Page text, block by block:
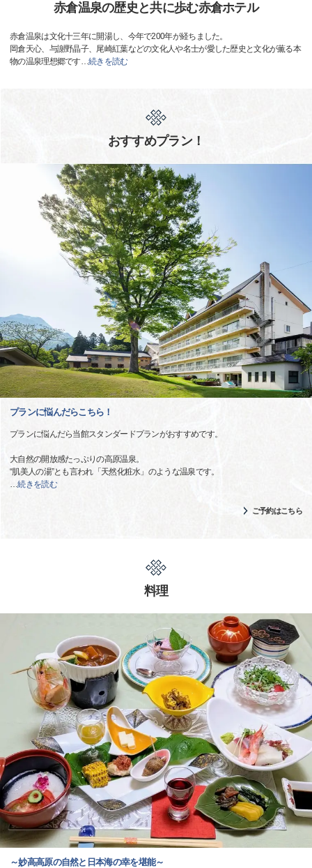
赤倉温泉の歴史と共に歩む赤倉ホテル
赤倉温泉は文化十三年に開湯し、今年で200年が経ちました。
岡倉天心、与謝野晶子、尾崎紅葉などの文化人や名士が愛した歴史と文化が薫る本
物の温泉理想郷です…続きを読む
おすすめプラン！
プランに悩んだらこちら！
プランに悩んだら当館スタンダードプランがおすすめです。
大自然の開放感たっぷりの高原温泉。
“肌美人の湯”とも言われ「天然化粧水」のような温泉です。
…続きを読む
ご予約はこちら
料理
～妙高高原の自然と日本海の幸を堪能～